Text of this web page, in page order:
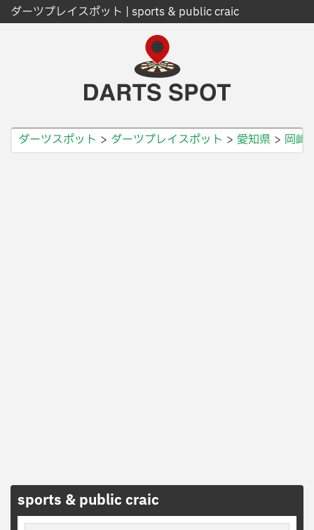
ダーツプレイスポット | sports & public craic
ダーツスポット ダーツプレイスポット 愛知県 岡崎
sports & public craic